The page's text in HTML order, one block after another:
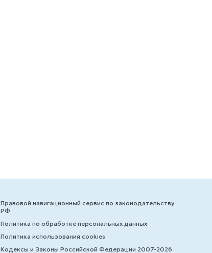
Правовой навигационный сервис по законодательству
РФ
Политика по обработке персональных данных
Политика использования cookies
Кодексы и Законы Российской Федерации 2007-2026